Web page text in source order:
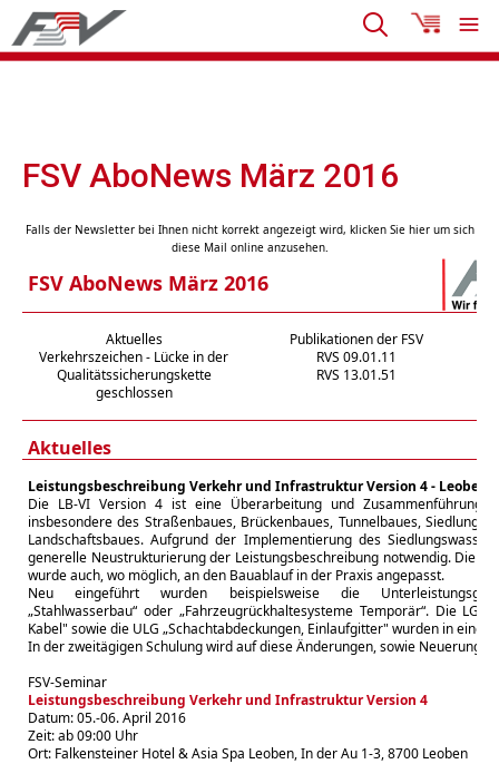
FSV AboNews März 2016
Falls der Newsletter bei Ihnen nicht korrekt angezeigt wird, klicken Sie hier um sich
diese Mail online anzusehen.
FSV AboNews März 2016
Aktuelles
Publikationen der FSV
Verkehrszeichen - Lücke in der
Qualitätssicherungskette
geschlossen
RVS 09.01.11
RVS 13.01.51
Aktuelles
Leistungsbeschreibung Verkehr und Infrastruktur Version 4 - Leoben
Die LB-VI Version 4 ist eine Überarbeitung und Zusammenführung
insbesondere des Straßenbaues, Brückenbaues, Tunnelbaues,
Landschaftsbaues. Aufgrund der Implementierung des
generelle Neustrukturierung der Leistungsbeschreibung notwendig. Die
wurde auch, wo möglich, an den Bauablauf in der Praxis angepasst.
Neu eingeführt wurden beispielsweise die
„Stahlwasserbau“ oder „Fahrzeugrückhaltesysteme Temporär“. Die LG
Kabel" sowie die ULG „Schachtabdeckungen, Einlaufgitter" wurden in
In der zweitägigen Schulung wird auf diese Änderungen, sowie
FSV-Seminar
Leistungsbeschreibung Verkehr und Infrastruktur Version 4
Datum: 05.-06. April 2016
Zeit: ab 09:00 Uhr
Ort: Falkensteiner Hotel & Asia Spa Leoben, In der Au 1-3, 8700 Leoben